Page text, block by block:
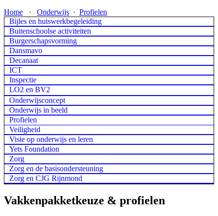
Home · Onderwijs · Profielen
Bijles en huiswerkbegeleiding
Buitenschoolse activiteiten
Burgerschapsvorming
Dansmavo
Decanaat
ICT
Inspectie
LO2 en BV2
Onderwijsconcept
Onderwijs in beeld
Profielen
Veiligheid
Visie op onderwijs en leren
Yets Foundation
Zorg
Zorg en de basisondersteuning
Zorg en CJG Rijnmond
Vakkenpakketkeuze & profielen